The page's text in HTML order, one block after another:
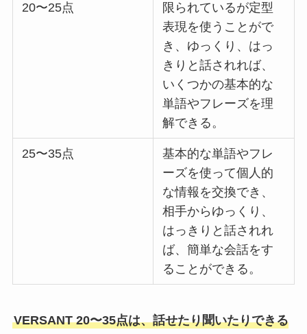
20〜25点
限られているが定型
表現を使うことがで
き、ゆっくり、はっ
きりと話されれば、
いくつかの基本的な
単語やフレーズを理
解できる。
25〜35点
基本的な単語やフレ
ーズを使って個人的
な情報を交換でき、
相手からゆっくり、
はっきりと話されれ
ば、簡単な会話をす
ることができる。
VERSANT 20〜35点は、話せたり聞いたりできる